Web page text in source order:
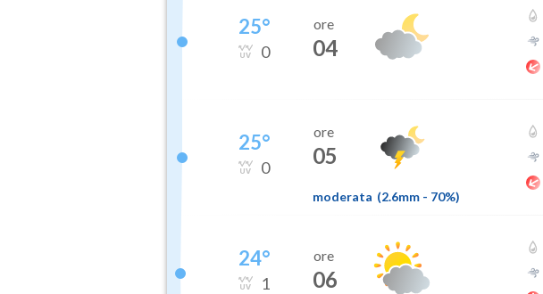
25°
0
ore
04
25°
0
ore
05
moderata (2.6mm - 70%)
24°
1
ore
06